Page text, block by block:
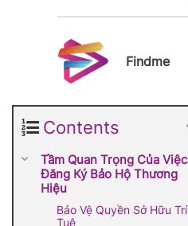
Findme
Contents
Tầm Quan Trọng Của Việc
Đăng Ký Bảo Hộ Thương
Hiệu
Bảo Vệ Quyền Sở Hữu Trí
Tuệ